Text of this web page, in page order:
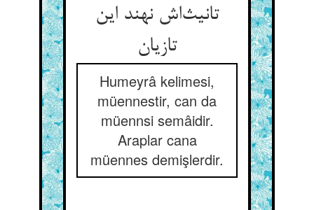
تانیث‌‌اش نهند این
تازیان‌‌
Humeyrâ kelimesi,
müennestir, can da
müennsi semâidir.
Araplar cana
müennes demişlerdir.